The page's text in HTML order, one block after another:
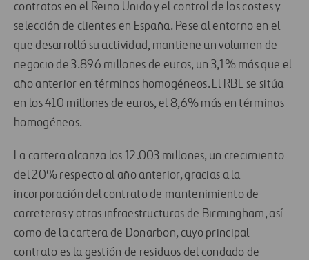
contratos en el Reino Unido y el control de los costes y
selección de clientes en España. Pese al entorno en el
que desarrolló su actividad, mantiene un volumen de
negocio de 3.896 millones de euros, un 3,1% más que el
año anterior en términos homogéneos. El RBE se sitúa
en los 410 millones de euros, el 8,6% más en términos
homogéneos.
La cartera alcanza los 12.003 millones, un crecimiento
del 20% respecto al año anterior, gracias a la
incorporación del contrato de mantenimiento de
carreteras y otras infraestructuras de Birmingham, así
como de la cartera de Donarbon, cuyo principal
contrato es la gestión de residuos del condado de